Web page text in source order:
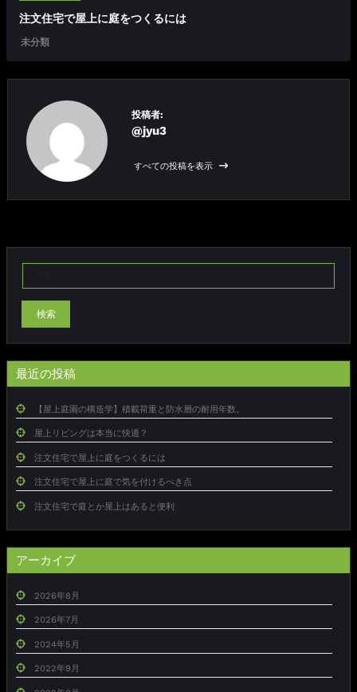
注文住宅で屋上に庭をつくるには
未分類
投稿者:
@jyu3
すべての投稿を表示
検索
最近の投稿
【屋上庭園の構造学】積載荷重と防水層の耐用年数。
屋上リビングは本当に快適？
注文住宅で屋上に庭をつくるには
注文住宅で屋上に庭で気を付けるべき点
注文住宅で庭とか屋上はあると便利
アーカイブ
2026年8月
2026年7月
2024年5月
2022年9月